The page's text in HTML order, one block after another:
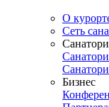
О
Сеть
Бизнес